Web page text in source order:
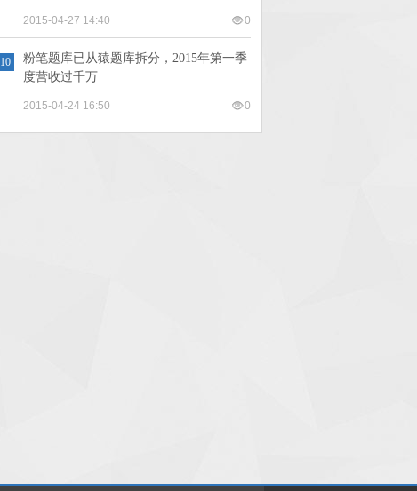
2015-04-27 14:40 0
10
粉笔题库已从猿题库拆分，2015年第一季
度营收过千万
2015-04-24 16:50 0